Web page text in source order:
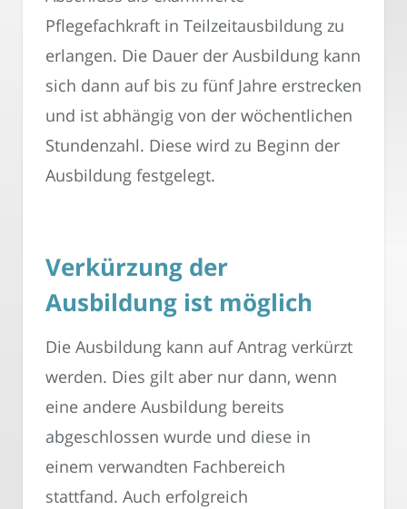
Pflegefachkraft in Teilzeitausbildung zu
erlangen. Die Dauer der Ausbildung kann
sich dann auf bis zu fünf Jahre erstrecken
und ist abhängig von der wöchentlichen
Stundenzahl. Diese wird zu Beginn der
Ausbildung festgelegt.
Verkürzung der
Ausbildung ist möglich
Die Ausbildung kann auf Antrag verkürzt
werden. Dies gilt aber nur dann, wenn
eine andere Ausbildung bereits
abgeschlossen wurde und diese in
einem verwandten Fachbereich
stattfand. Auch erfolgreich